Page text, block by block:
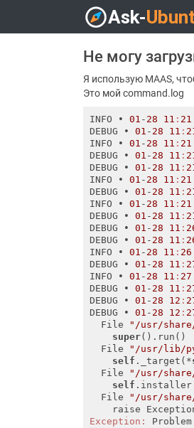
Не могу
Я использую MAAS,
Это мой command.log
INFO • 01 - 28 11 : 21
DEBUG • 01 - 28 11 :
INFO • 01 - 28 11 : 21
DEBUG • 01 - 28 11 :
DEBUG • 01 - 28 11 :
INFO • 01 - 28 11 : 21
DEBUG • 01 - 28 11 :
INFO • 01 - 28 11 : 21
DEBUG • 01 - 28 11 :
DEBUG • 01 - 28 11 :
DEBUG • 01 - 28 11 :
INFO • 01 - 28 11 : 26
DEBUG • 01 - 28 11 :
INFO • 01 - 28 11 : 27
DEBUG • 01 - 28 11 :
DEBUG • 01 - 28 12 :
DEBUG • 01 - 28 12 :
  File
"/usr/
super().run()
  File
"/usr/lib/
self ._target(*
  File
"/usr/
self
  File
"/usr/
raise
Exception: